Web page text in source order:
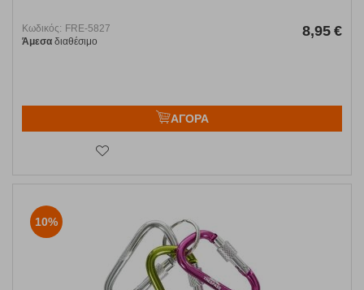
Κωδικός: FRE-5827
Άμεσα διαθέσιμο
8,95 €
ΑΓΟΡΑ
10%